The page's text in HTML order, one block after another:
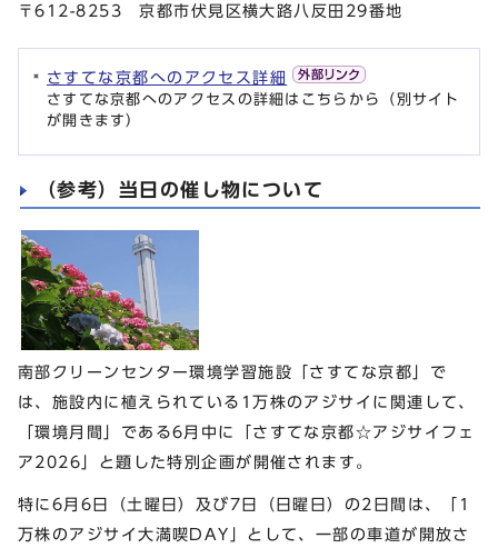
〒612-8253 京都市伏見区横大路八反田29番地
さすてな京都へのアクセス詳細
さすてな京都へのアクセスの詳細はこちらから（別サイト
が開きます）
（参考）当日の催し物について
南部クリーンセンター環境学習施設「さすてな京都」で
は、施設内に植えられている1万株のアジサイに関連して、
「環境月間」である6月中に「さすてな京都☆アジサイフェ
ア2026」と題した特別企画が開催されます。
特に6月6日（土曜日）及び7日（日曜日）の2日間は、「1
万株のアジサイ大満喫DAY」として、一部の車道が開放さ